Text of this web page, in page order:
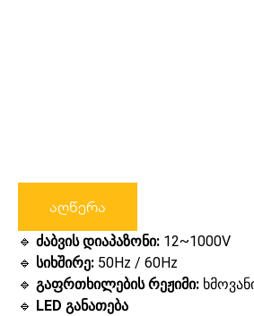
აღწერა
🔹 ძაბვის დიაპაზონი: 12~1000V
🔹 სიხშირე: 50Hz / 60Hz
🔹 გაფრთხილების რეჟიმი:
🔹 LED განათება